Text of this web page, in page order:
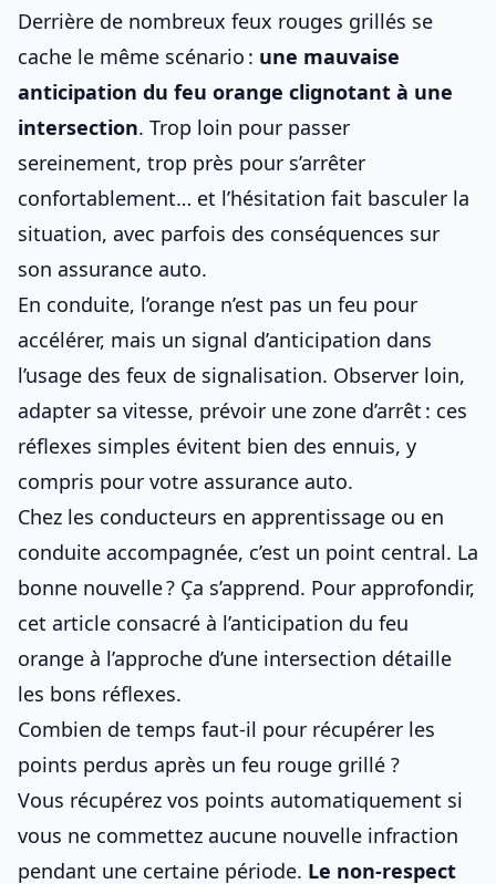
Derrière de nombreux feux rouges grillés se
cache le même scénario : une mauvaise
anticipation du feu orange clignotant à une
intersection. Trop loin pour passer
sereinement, trop près pour s’arrêter
confortablement… et l’hésitation fait basculer la
situation, avec parfois des conséquences sur
son assurance auto.
En conduite, l’orange n’est pas un feu pour
accélérer, mais un signal d’anticipation dans
l’usage des feux de signalisation. Observer loin,
adapter sa vitesse, prévoir une zone d’arrêt : ces
réflexes simples évitent bien des ennuis, y
compris pour votre assurance auto.
Chez les conducteurs en apprentissage ou en
conduite accompagnée, c’est un point central. La
bonne nouvelle ? Ça s’apprend. Pour approfondir,
cet article consacré à l’anticipation du feu
orange à l’approche d’une intersection détaille
les bons réflexes.
Combien de temps faut-il pour récupérer les
points perdus après un feu rouge grillé ?
Vous récupérez vos points automatiquement si
vous ne commettez aucune nouvelle infraction
pendant une certaine période. Le non-respect